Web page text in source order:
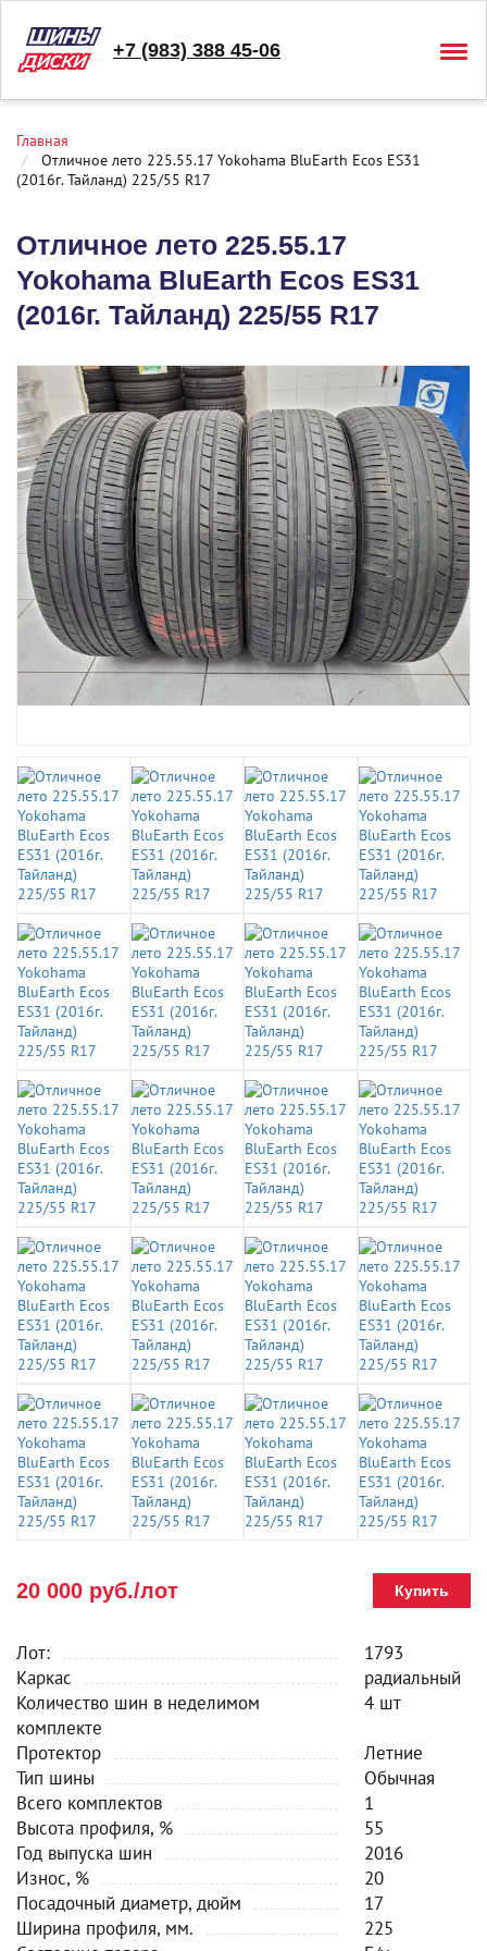
+7 (983) 388 45-06
Главная
Отличное лето 225.55.17 Yokohama BluEarth Ecos ES31
(2016г. Тайланд) 225/55 R17
Отличное лето 225.55.17
Yokohama BluEarth Ecos ES31
(2016г. Тайланд) 225/55 R17
20 000 руб./лот Купить
Лот:
1793
Каркас
радиальный
Количество шин в неделимом
комплекте
4 шт
Протектор
Летние
Тип шины
Обычная
Всего комплектов
1
Высота профиля, %
55
Год выпуска шин
2016
Износ, %
20
Посадочный диаметр, дюйм
17
Ширина профиля, мм.
225